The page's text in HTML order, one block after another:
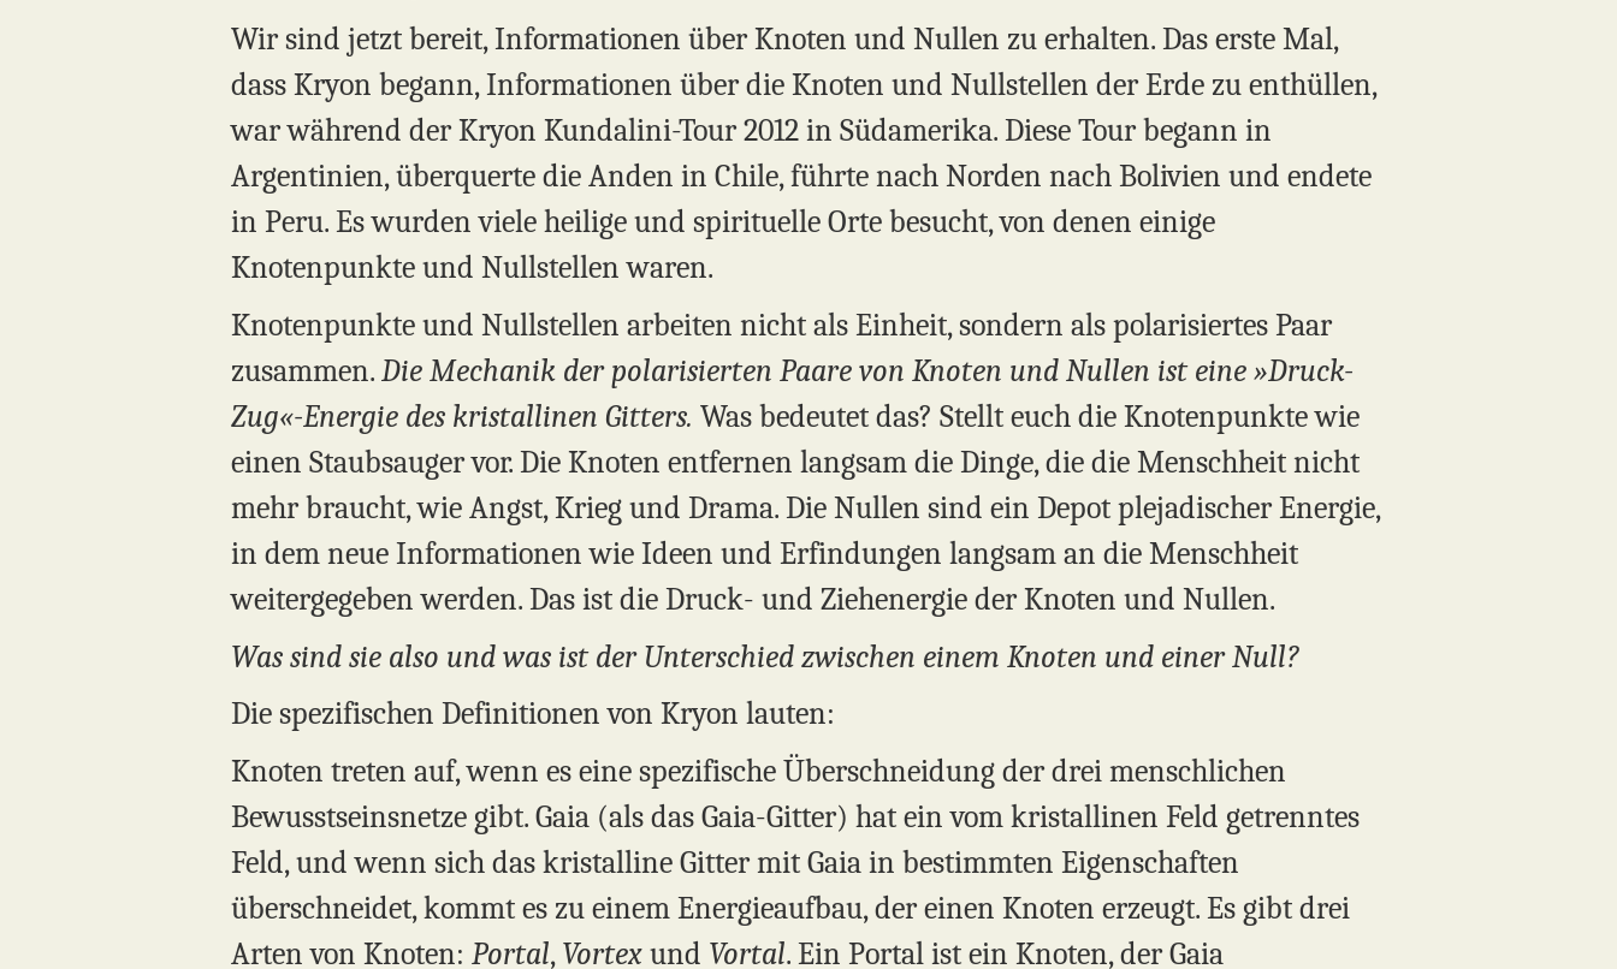
Wir sind jetzt bereit, Informationen über Knoten und Nullen zu erhalten. Das erste Mal,
dass Kryon begann, Informationen über die Knoten und Nullstellen der Erde zu enthüllen,
war während der Kryon Kundalini-Tour 2012 in Südamerika. Diese Tour begann in
Argentinien, überquerte die Anden in Chile, führte nach Norden nach Bolivien und endete
in Peru. Es wurden viele heilige und spirituelle Orte besucht, von denen einige
Knotenpunkte und Nullstellen waren.
Knotenpunkte und Nullstellen arbeiten nicht als Einheit, sondern als polarisiertes Paar
zusammen. Die Mechanik der polarisierten Paare von Knoten und Nullen ist eine »Druck-
Zug«-Energie des kristallinen Gitters. Was bedeutet das? Stellt euch die Knotenpunkte wie
einen Staubsauger vor. Die Knoten entfernen langsam die Dinge, die die Menschheit nicht
mehr braucht, wie Angst, Krieg und Drama. Die Nullen sind ein Depot plejadischer Energie,
in dem neue Informationen wie Ideen und Erfindungen langsam an die Menschheit
weitergegeben werden. Das ist die Druck- und Ziehenergie der Knoten und Nullen.
Was sind sie also und was ist der Unterschied zwischen einem Knoten und einer Null?
Die spezifischen Definitionen von Kryon lauten:
Knoten treten auf, wenn es eine spezifische Überschneidung der drei menschlichen
Bewusstseinsnetze gibt. Gaia (als das Gaia-Gitter) hat ein vom kristallinen Feld getrenntes
Feld, und wenn sich das kristalline Gitter mit Gaia in bestimmten Eigenschaften
überschneidet, kommt es zu einem Energieaufbau, der einen Knoten erzeugt. Es gibt drei
Arten von Knoten: Portal, Vortex und Vortal. Ein Portal ist ein Knoten, der Gaia